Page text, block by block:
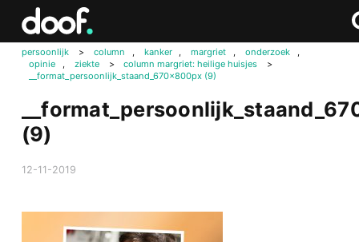
persoonlijk
> column , kanker , margriet , onderzoek
,
opinie
, ziekte > column margriet: heilige huisjes
>
__format_persoonlijk_staand_670x800px (9)
(9)
12-11-2019
Doof.nl